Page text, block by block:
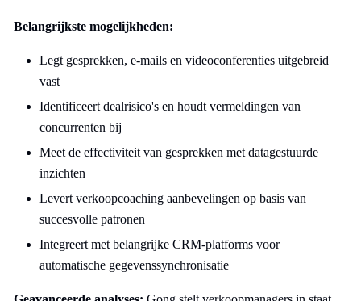
Belangrijkste mogelijkheden:
Legt gesprekken, e-mails en videoconferenties uitgebreid
vast
Identificeert dealrisico's en houdt vermeldingen van
concurrenten bij
Meet de effectiviteit van gesprekken met datagestuurde
inzichten
Levert verkoopcoaching aanbevelingen op basis van
succesvolle patronen
Integreert met belangrijke CRM-platforms voor
automatische gegevenssynchronisatie